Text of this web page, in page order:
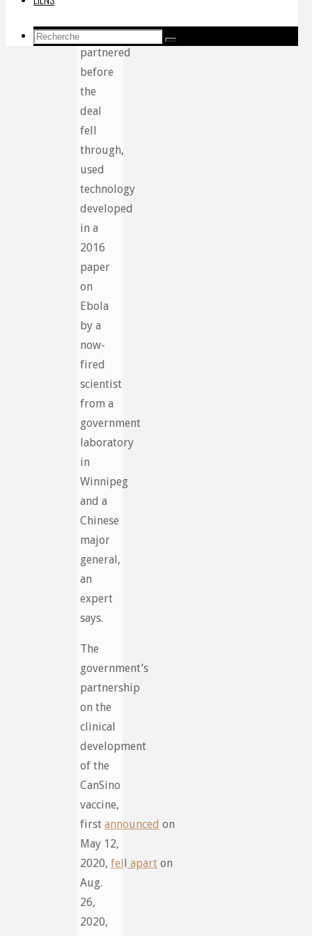
Recherche
Recherche
Ottawa
partnered
before
the
deal
fell
through,
used
technology
developed
in a
2016
paper
on
Ebola
by a
now-
fired
scientist
from a
government
laboratory
in
Winnipeg
and a
Chinese
major
general,
an
expert
says.
The
government’s
partnership
on the
clinical
development
of the
CanSino
vaccine,
first announced on
May 12,
2020, fell aparton
Aug.
26,
2020,